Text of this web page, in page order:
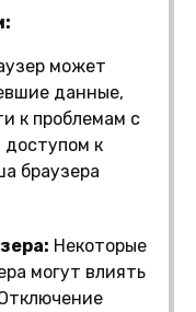
может
данные,
к проблемам с
к
браузера
Некоторые
могут влиять